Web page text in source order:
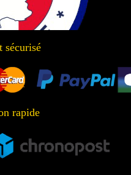
sécurisé
rapide